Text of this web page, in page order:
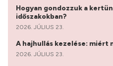
Hogyan gondozzuk a
időszakokban?
2026. JÚLIUS 23.
A hajhullás kezelése: miért
2026. JÚLIUS 23.